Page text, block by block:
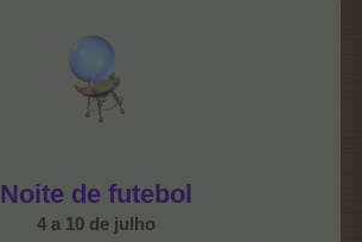
Noite de futebol
4 a 10 de julho